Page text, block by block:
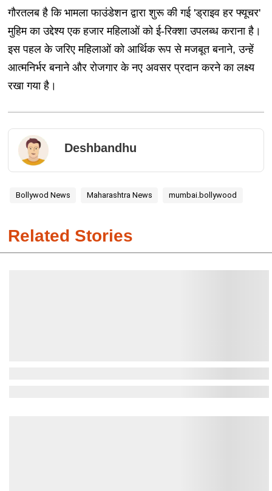
गौरतलब है कि भामला फाउंडेशन द्वारा शुरू की गई 'ड्राइव हर फ्यूचर'
मुहिम का उद्देश्य एक हजार महिलाओं को ई-रिक्शा उपलब्ध कराना है।
इस पहल के जरिए महिलाओं को आर्थिक रूप से मजबूत बनाने, उन्हें
आत्मनिर्भर बनाने और रोजगार के नए अवसर प्रदान करने का लक्ष्य
रखा गया है।
Deshbandhu
Bollywod News Maharashtra News mumbai.bollywood
Related Stories